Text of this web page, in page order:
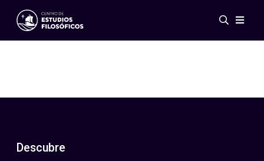
Eventos
ES
EN
Descubre